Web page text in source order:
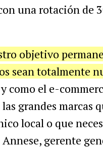
una rotación de
objetivo
sean totalmente
como el e-
grandes marcas
local o que
gerente